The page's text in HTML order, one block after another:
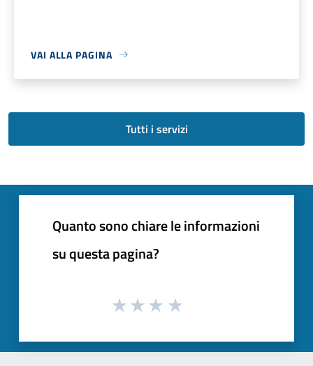
VAI ALLA PAGINA
Tutti i servizi
Quanto sono chiare le informazioni
su questa pagina?